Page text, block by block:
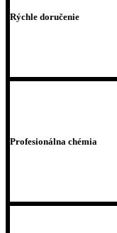
Rýchle doručenie
Profesionálna chémia